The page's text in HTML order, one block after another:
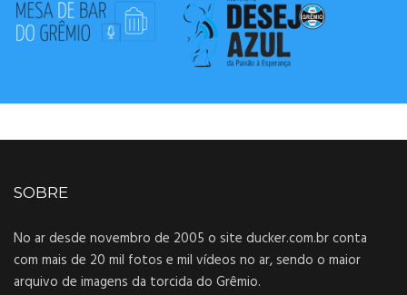
SOBRE
No ar desde novembro de 2005 o site ducker.com.br conta
com mais de 20 mil fotos e mil vídeos no ar, sendo o maior
arquivo de imagens da torcida do Grêmio.